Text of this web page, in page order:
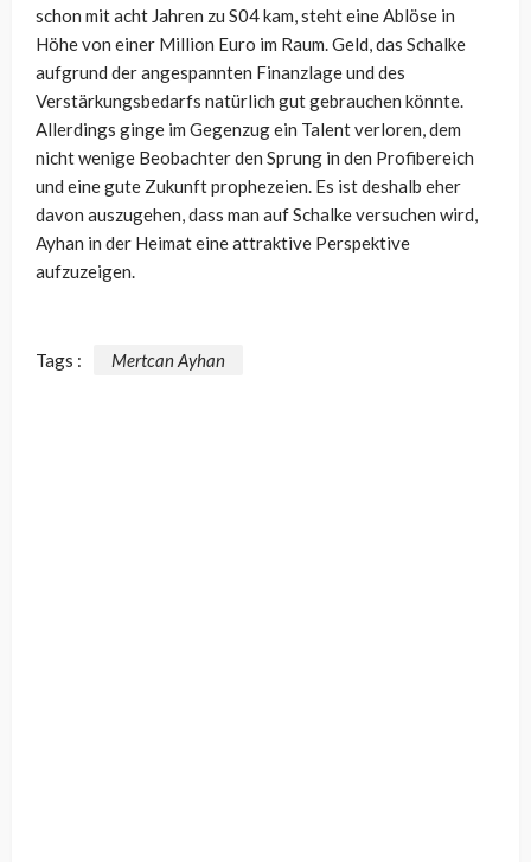
schon mit acht Jahren zu S04 kam, steht eine Ablöse in
Höhe von einer Million Euro im Raum. Geld, das Schalke
aufgrund der angespannten Finanzlage und des
Verstärkungsbedarfs natürlich gut gebrauchen könnte.
Allerdings ginge im Gegenzug ein Talent verloren, dem
nicht wenige Beobachter den Sprung in den Profibereich
und eine gute Zukunft prophezeien. Es ist deshalb eher
davon auszugehen, dass man auf Schalke versuchen wird,
Ayhan in der Heimat eine attraktive Perspektive
aufzuzeigen.
Tags : Mertcan Ayhan